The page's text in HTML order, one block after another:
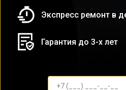
Экспресс ремонт в
Гарантия до 3-х лет